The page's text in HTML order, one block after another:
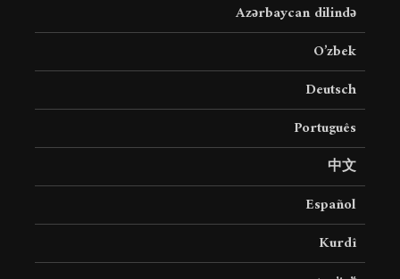
Azərbaycan dilində
O’zbek
Deutsch
Português
中文
Español
Kurdî